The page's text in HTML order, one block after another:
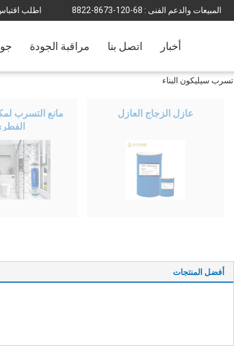
المبيعات والدعم الفنى : 86-021-3768-2288 اطلب
مراقبة الجودة اتصل بنا أخبار
تسرب سيليكون البناء
عازل الزجاج العازل
مانع التسرب
أفضل المنتجات